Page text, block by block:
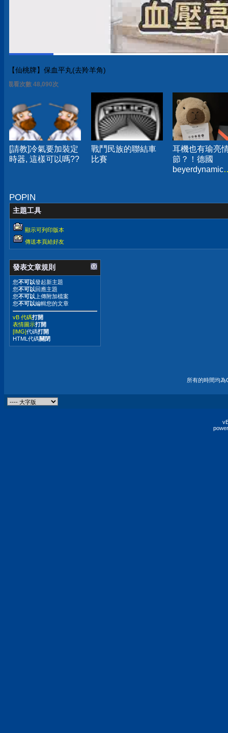
【仙桃牌】保血平丸(去羚羊角)
觀看次數 48,090次
[請教]冷氣要加裝定
時器, 這樣可以嗎??
戰鬥民族的聯結車
比賽
耳機也有瑜亮
節？！德國
beyerdynamic
POPIN
主題工具
顯示可列印版本
傳送本頁給好友
發表文章規則
您不可以發起新主題
您不可以回應主題
您不可以上傳附加檔案
您不可以編輯您的文章
vB 代碼打開
表情圖示打開
[IMG]代碼打開
HTML代碼關閉
所有的時間均為